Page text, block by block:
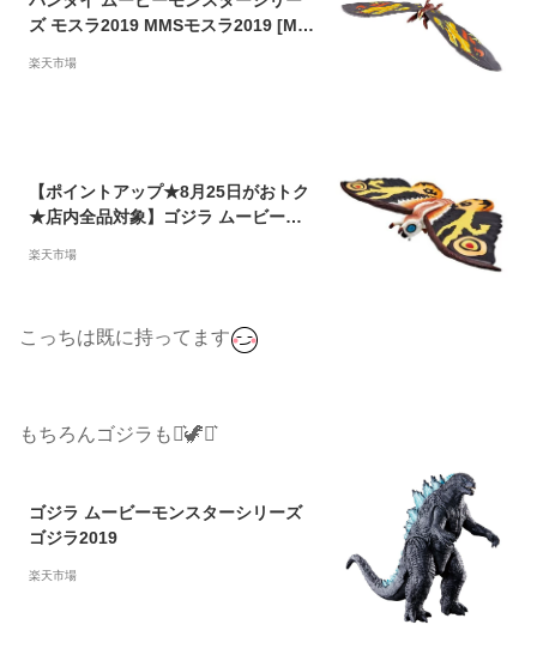
ズ モスラ2019 MMSモスラ2019 [MM
楽天市場
【ポイントアップ★8月25日がおトク
★店内全品対象】ゴジラ ムービーモ
ギュア 3歳 0389-4549660235668-ds
楽天市場
こっちは既に持ってます
もちろんゴジラも⋆͛🦖⋆͛
ゴジラ ムービーモンスターシリーズ
ゴジラ2019
楽天市場